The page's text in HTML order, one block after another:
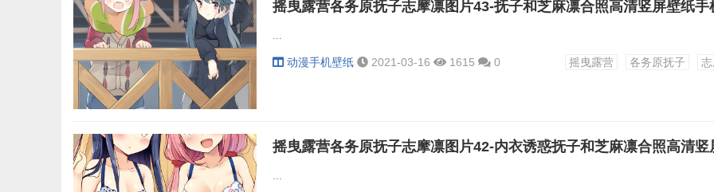
动漫手机壁纸 2021-03-16 1615 0 摇曳露营 各务原抚子